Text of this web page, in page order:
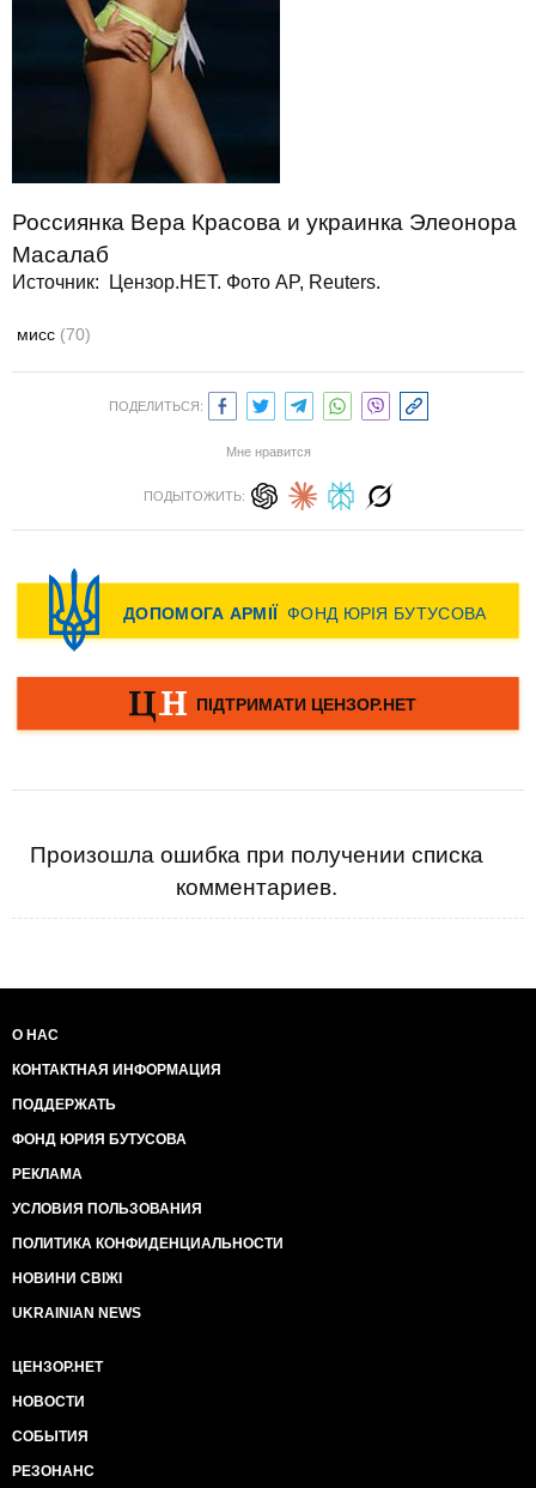
Россиянка Вера Красова и украинка Элеонора
Масалаб
Источник: Цензор.НЕТ. Фото AP, Reuters.
мисс (70)
ПОДЕЛИТЬСЯ:
Мне нравится
ПОДЫТОЖИТЬ:
Произошла ошибка при получении списка
комментариев.
О НАС
КОНТАКТНАЯ ИНФОРМАЦИЯ
ПОДДЕРЖАТЬ
ФОНД ЮРИЯ БУТУСОВА
РЕКЛАМА
УСЛОВИЯ ПОЛЬЗОВАНИЯ
ПОЛИТИКА КОНФИДЕНЦИАЛЬНОСТИ
НОВИНИ СВІЖІ
UKRAINIAN NEWS
ЦЕНЗОР.НЕТ
НОВОСТИ
СОБЫТИЯ
РЕЗОНАНС